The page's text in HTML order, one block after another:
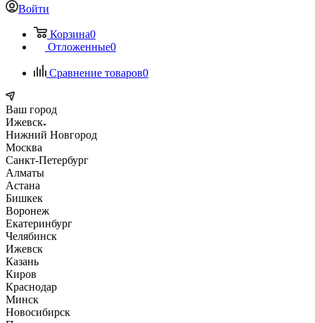
Войти
Корзина0
Отложенные0
Сравнение товаров0
Ваш город
Ижевск
Нижний Новгород
Москва
Санкт-Петербург
Алматы
Астана
Бишкек
Воронеж
Екатеринбург
Челябинск
Ижевск
Казань
Киров
Краснодар
Минск
Новосибирск